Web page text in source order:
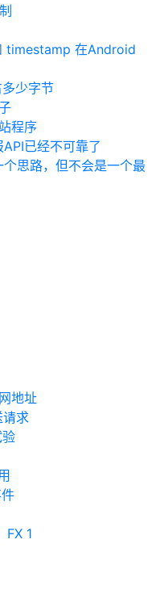
timestamp 在Android
少字节
程序
已经不可靠了
思路，但不会是一个最
地址
求
FX 1